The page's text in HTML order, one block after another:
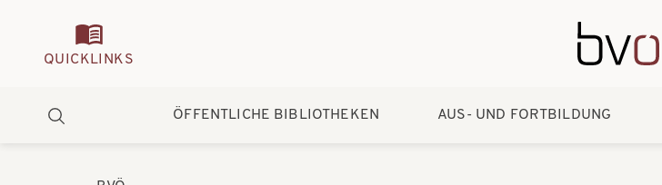
Direkt zum Inhalt
Quickmenu
QUICKLINKS
Hauptnavigation
ÖFFENTLICHE BIBLIOTHEKEN AUS- UND FORTBILDUNG
Suche